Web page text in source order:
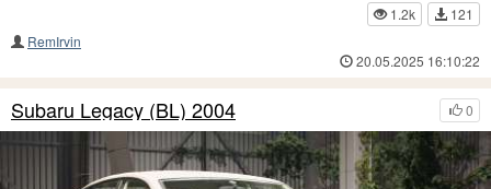
1.2k
121
RemIrvin
20.05.2025 16:10:22
0
Subaru Legacy (BL) 2004